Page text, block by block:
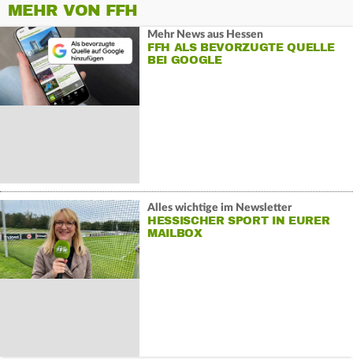
MEHR VON FFH
Mehr News aus Hessen
FFH ALS BEVORZUGTE QUELLE
BEI GOOGLE
Alles wichtige im Newsletter
HESSISCHER SPORT IN EURER
MAILBOX